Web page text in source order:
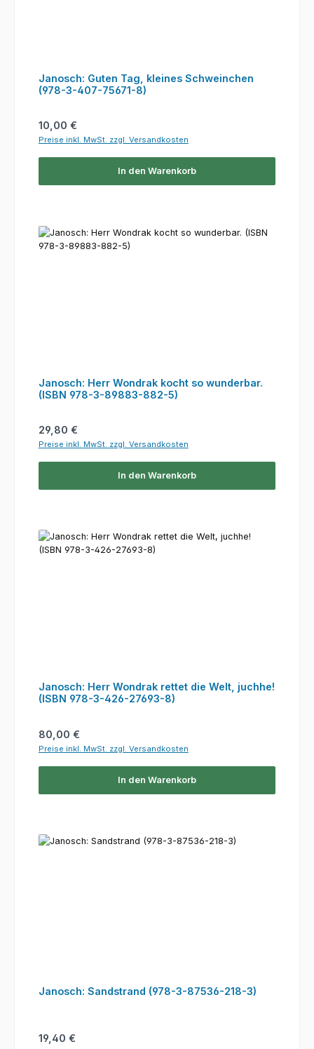
Janosch: Guten Tag, kleines Schweinchen
(978-3-407-75671-8)
Regulärer Preis:
10,00 €
Preise inkl. MwSt. zzgl. Versandkosten
In den Warenkorb
Janosch: Herr Wondrak kocht so wunderbar.
(ISBN 978-3-89883-882-5)
Regulärer Preis:
29,80 €
Preise inkl. MwSt. zzgl. Versandkosten
In den Warenkorb
Janosch: Herr Wondrak rettet die Welt, juchhe!
(ISBN 978-3-426-27693-8)
Regulärer Preis:
80,00 €
Preise inkl. MwSt. zzgl. Versandkosten
In den Warenkorb
Janosch: Sandstrand (978-3-87536-218-3)
Regulärer Preis:
19,40 €